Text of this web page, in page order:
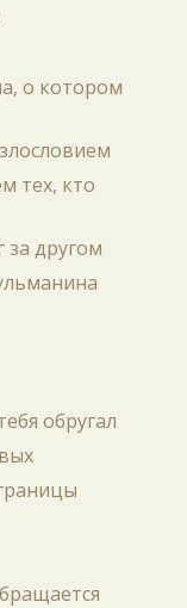
о котором
тех, кто
за другом
обругал